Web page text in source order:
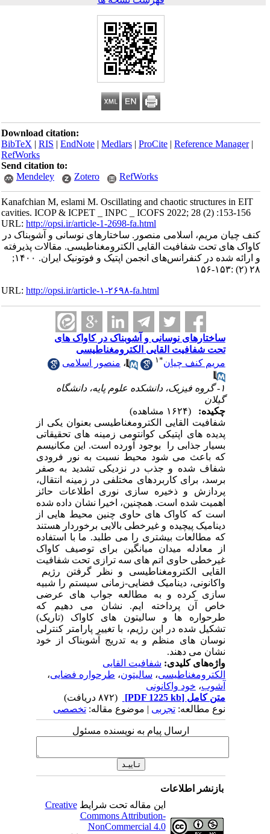
Download citation:
BibTeX|RIS|EndNote|Medlars|ProCite|Reference Manager
RefWorks
Send citation to:
Mendeley
Zotero RefWorks
Kanafchian M, eslami M. Oscillating and chaotic structures in EIT
cavities. ICOP & ICPET _ INPC _ ICOFS 2022; 28 (2) :153-156
URL:http://opsi.ir/article-1-2698-fa.html
کنف چیان مریم، اسلامی منصور. ساختارهای نوسانی و آشوبناک در
کاواک های تحت شفافیت القایی الکترومغناطیسی. مقالات پذیرفته
و ارائه شده در کنفرانس‌های انجمن اپتیک و فوتونیک ایران. ۱۴۰۰;
۲۸ (۲) :۱۵۳-۱۵۶
URL:http://opsi.ir/article-۱-۲۶۹۸-fa.html
ساختارهای نوسانی و آشوبناک در کاواک های
تحت شفافیت القایی الکترومغناطیسی
مریم کنف چیان *۱ ،منصور اسلامی
۱- گروه فیزیک، دانشکده علوم پایه، دانشگاه
گیلان
چکیده:
شفافیت القایی الکترومغناطیسی بعنوان یکی از
پدیده های اپتیکی کوانتومی زمینه های تحقیقاتی
بسیار جذابی را بوجود آورده است. این مکانیسم
که باعث می شود محیط نسبت به نور فرودی
شفاف شده و جذب در نزدیکی تشدید به صفر
برسد، برای کاربردهای مختلفی در زمینه انتقال،
پردازش و ذخیره سازی نوری اطلاعات حائز
اهمیت شده است. همچنین، اخیرا نشان داده شده
است که کاواک های حاوی چنین محیط هایی از
دینامیک پیچیده و غیرخطی بالایی برخوردار هستند
که مطالعات بیشتری را می طلبد. ما با استفاده
از معادله میدان میانگین برای توصیف کاواک
غیرخطی حاوی اتم های سه ترازی تحت شفافیت
القایی الکترومغناطیسی و نظر گرفتن رژیم
واکانونی، دینامیک فضایی-زمانی سیستم را شبیه
سازی کرده و به مطالعه جواب های عرضی
خاص آن پرداخته ایم. نشان می دهیم که
طرحواره ها و سالیتون های کاواک (تاریک)
تشکیل شده در این رژیم، با تغییر پارامتر کنترلی
نوسان های منظم و به تدریج آشوبناک از خود
نشان می دهند.
واژه‌های کلیدی:شفافیت القایی
الکترومغناطیسی،سالیتون،طرحواره فضایی،
آشوب،خود واکانونی
متن کامل[PDF 1225 kb]
نوع مطالعه:تجربی| موضوع مقاله:تخصصی
ارسال پیام به نویسنده مسئول
بازنشر اطلاعات
این مقاله تحت شرایطCreative
Commons Attribution-
NonCommercial 4.0